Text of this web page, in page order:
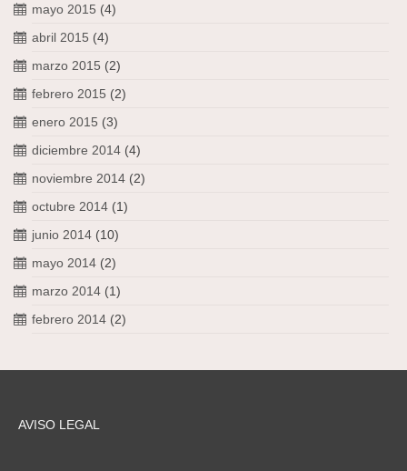
mayo 2015 (4)
abril 2015 (4)
marzo 2015 (2)
febrero 2015 (2)
enero 2015 (3)
diciembre 2014 (4)
noviembre 2014 (2)
octubre 2014 (1)
junio 2014 (10)
mayo 2014 (2)
marzo 2014 (1)
febrero 2014 (2)
AVISO LEGAL